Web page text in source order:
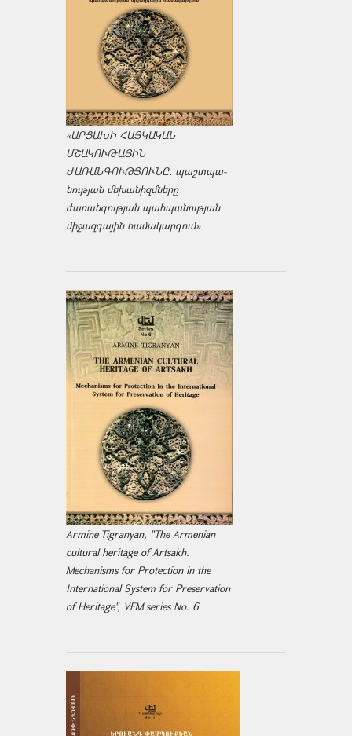
«ԱՐՑԱԽԻ ՀԱՅԿԱԿԱՆ
ՄՇԱԿՈՒԹԱՅԻՆ
ԺԱՌԱՆԳՈՒԹՅՈՒՆԸ․ պաշտպա­
նության մեխանիզմները
ժառանգության պահպանության
միջազ­գային համակարգում»
Armine Tigranyan, "The Armenian
cultural heritage of Artsakh.
Mechanisms for Protection in the
International System for Preservation
of Heritage", VEM series No. 6